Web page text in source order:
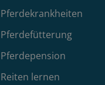
Pferdekrankheiten
Pferdefütterung
Pferdepension
Reiten lernen